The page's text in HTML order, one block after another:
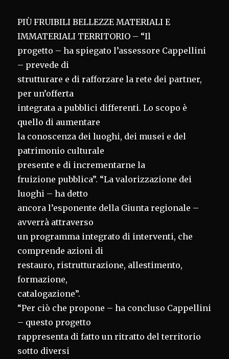
PIÙ FRUIBILI BELLEZZE MATERIALI E
IMMATERIALI TERRITORIO – “Il
progetto – ha spiegato l’assessore Cappellini
– prevede di
strutturare e di rafforzare la rete dei partner,
per un’offerta
integrata a pubblici differenti. Lo scopo è
quello di aumentare
la conoscenza dei luoghi, dei musei e del
patrimonio culturale
presente e di incrementarne la
fruizione pubblica”. “La valorizzazione dei
luoghi – ha detto
ancora l’esponente della Giunta regionale –
avverrà attraverso
un programma integrato di interventi, che
comprende azioni di
restauro, ristrutturazione, allestimento,
formazione,
catalogazione”.
“Per ciò che propone – ha concluso Cappellini
– questo progetto
rappresenta di fatto un ritratto del territorio
sotto diversi